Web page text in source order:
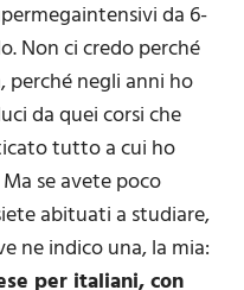
da 6-
Non ci credo perché
negli anni ho
da quei corsi che
tutto a cui ho
se avete poco
abituati a studiare,
ne indico una, la mia:
per italiani, con